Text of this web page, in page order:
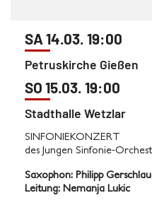
SA 14.03. 19:00
Petruskirche Gießen
SO 15.03. 19:00
Stadthalle Wetzlar
SINFONIEKONZERT
des Jungen Sinfonie-
Saxophon: Philipp
Leitung: Nemanja Lukic